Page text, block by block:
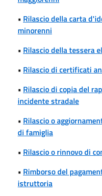
• Rilascio della carta
minorenni
• Rilascio della tessera
• Rilascio di certificati
• Rilascio di copia del
incidente stradale
• Rilascio o
di famiglia
• Rilascio o rinnovo di
• Rimborso del
istruttoria